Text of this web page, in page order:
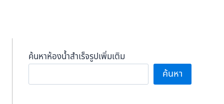
ค้นหาห้องน้ำสำเร็จรูปเพิ่มเติม
ค้นหา